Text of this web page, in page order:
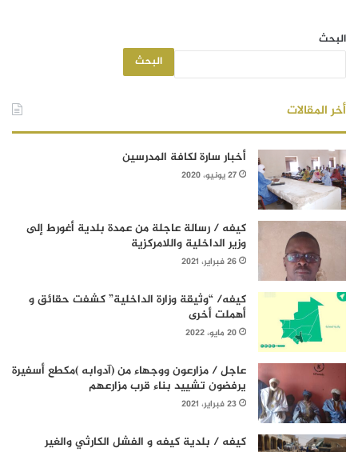
البحث
البحث
أخر المقالات
أخبار سارة لكافة المدرسين
27 يونيو، 2020
كيفه / رسالة عاجلة من عمدة بلدية أغورط إلى
وزير الداخلية واللامركزية
26 فبراير، 2021
كيفه/ “وثيقة وزارة الداخلية” كشفت حقائق و
أهملت أخرى
20 مايو، 2022
عاجل / مزارعون ووجهاء من (آدوابه )مكطع أسفيرة
يرفضون تشييد بناء قرب مزارعهم
23 فبراير، 2021
كيفه / بلدية كيفه و الفشل الكارثي والغير